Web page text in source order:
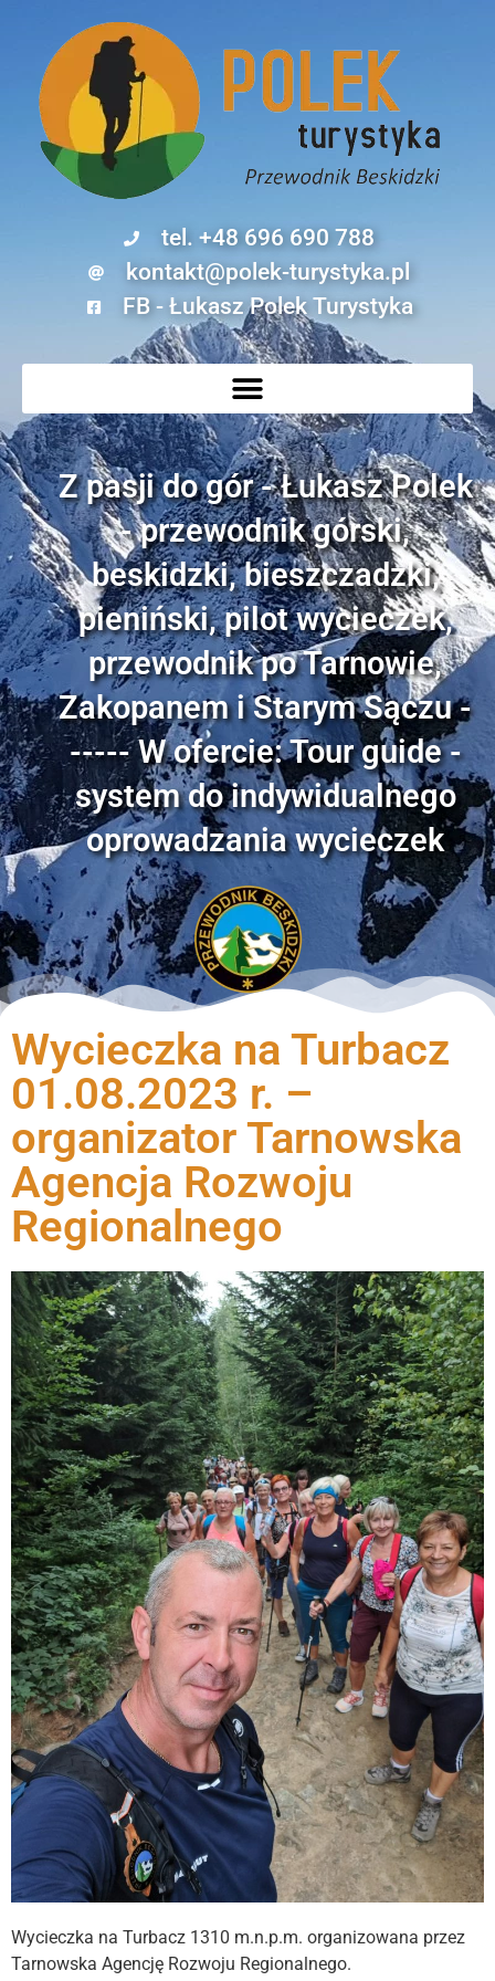
tel. +48 696 690 788
kontakt@polek-turystyka.pl
FB - Łukasz Polek Turystyka
Z pasji do gór - Łukasz Polek
- przewodnik górski,
beskidzki, bieszczadzki,
pieniński, pilot wycieczek,
przewodnik po Tarnowie,
Zakopanem i Starym Sączu -
----- W ofercie: Tour guide -
system do indywidualnego
oprowadzania wycieczek
Wycieczka na Turbacz
01.08.2023 r. –
organizator Tarnowska
Agencja Rozwoju
Regionalnego
Wycieczka na Turbacz 1310 m.n.p.m. organizowana przez
Tarnowska Agencję Rozwoju Regionalnego.